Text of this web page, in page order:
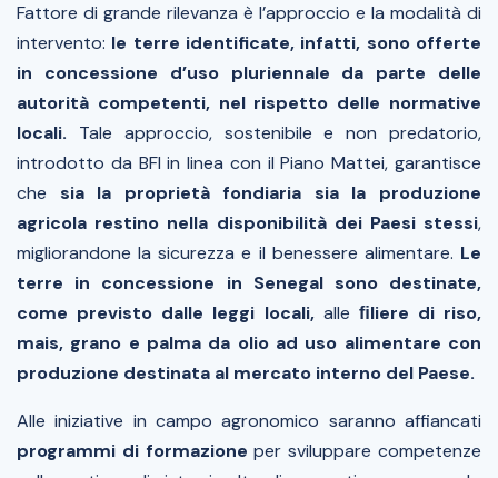
Fattore di grande rilevanza è l’approccio e la modalità di
intervento: le terre identificate, infatti, sono offerte
in concessione d’uso pluriennale da parte delle
autorità competenti, nel rispetto delle normative
locali. Tale approccio, sostenibile e non predatorio,
introdotto da BFI in linea con il Piano Mattei, garantisce
che sia la proprietà fondiaria sia la
produzione
agricola restino nella disponibilità dei Paesi stessi,
migliorandone la sicurezza e il benessere alimentare. Le
terre in concessione in Senegal sono destinate,
come previsto dalle leggi locali,alle ﬁliere di riso,
mais, grano e palma da olio ad uso alimentare con
produzione destinata al mercato interno del Paese.
Alle iniziative in campo agronomico saranno affiancati
programmi di formazioneper sviluppare competenze